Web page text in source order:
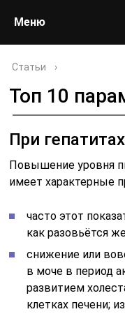
Меню
Статьи ›
Топ 10
При гепатитах
Повышение уровня
имеет характерные
часто этот
как разовьётся
снижение или
в моче в период
развитием
клетках печени;